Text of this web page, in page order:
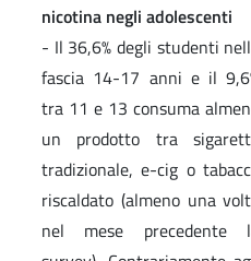
nicotina negli adolescenti
- Il 36,6% degli studenti
fascia 14-17 anni e il
tra 11 e 13 consuma
un prodotto tra
tradizionale, e-cig o
riscaldato (almeno una
nel mese precedente